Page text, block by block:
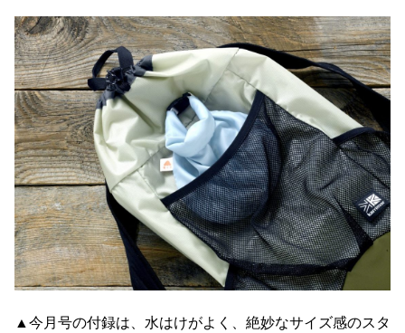
▲今月号の付録は、水はけがよく、絶妙なサイズ感のスタ